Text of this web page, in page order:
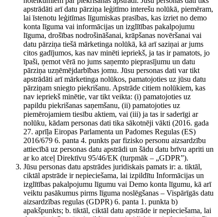
apstrādāti arī datu pārziņa leģitīmo interešu nolūkā, piemēram,
lai īstenotu leģitīmas līgumiskas prasības, kas izriet no demo
konta līguma vai informācijas un izglītības pakalpojumu
līguma, drošības nodrošināšanai, krāpšanas novēršanai vai
datu pārziņa tiešā mārketinga nolūkā, kā arī saziņai ar jums
citos gadījumos, kas nav minēti iepriekš, ja tas ir pamatots, jo
īpaši, ņemot vērā no jums saņemto pieprasījumu un datu
pārziņa uzņēmējdarbības jomu. Jūsu personas dati var tikt
apstrādāti arī mārketinga nolūkos, pamatojoties uz jūsu datu
pārziņam sniegto piekrišanu. Apstrāde citiem nolūkiem, kas
nav iepriekš minētie, var tikt veikta: (i) pamatojoties uz
papildu piekrišanas saņemšanu, (ii) pamatojoties uz
piemērojamiem tiesību aktiem, vai (iii) ja tas ir saderīgi ar
nolūku, kādam personas dati tika sākotnēji vākti (2016. gada
27. aprīļa Eiropas Parlamenta un Padomes Regulas (ES)
2016/679 6. panta 4. punkts par fizisko personu aizsardzību
attiecībā uz personas datu apstrādi un šādu datu brīvu apriti un
ar ko atceļ Direktīvu 95/46/EK (turpmāk – „GDPR”).
Jūsu personas datu apstrādes juridiskais pamats ir: a. tiktāl,
ciktāl apstrāde ir nepieciešama, lai izpildītu Informācijas un
izglītības pakalpojumu līgumu vai Demo konta līgumu, kā arī
veiktu pasākumus pirms līguma noslēgšanas – Vispārīgās datu
aizsardzības regulas (GDPR) 6. panta 1. punkta b)
apakšpunkts; b. tiktāl, ciktāl datu apstrāde ir nepieciešama, lai